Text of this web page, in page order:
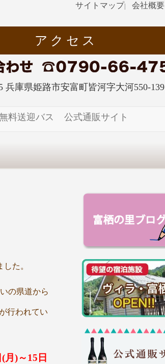
サイトマップ 会社概要
アクセス
兵庫県姫路市安富町皆河字大河550-139
料送迎バス 公式通販サイト
た。
の県道から
行われてい
月)～15日